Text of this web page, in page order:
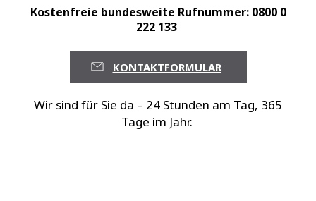
Kostenfreie bundesweite Rufnummer: 0800 0
222 133
KONTAKTFORMULAR
Wir sind für Sie da – 24 Stunden am Tag, 365
Tage im Jahr.